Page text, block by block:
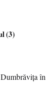
(3)